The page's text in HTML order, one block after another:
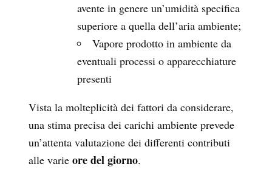
avente in genere un’umidità specifica
superiore a quella dell’aria ambiente;
Vapore prodotto in ambiente da
eventuali processi o apparecchiature
presenti
Vista la molteplicità dei fattori da considerare,
una stima precisa dei carichi ambiente prevede
un’attenta valutazione dei differenti contributi
alle varie ore del giorno.